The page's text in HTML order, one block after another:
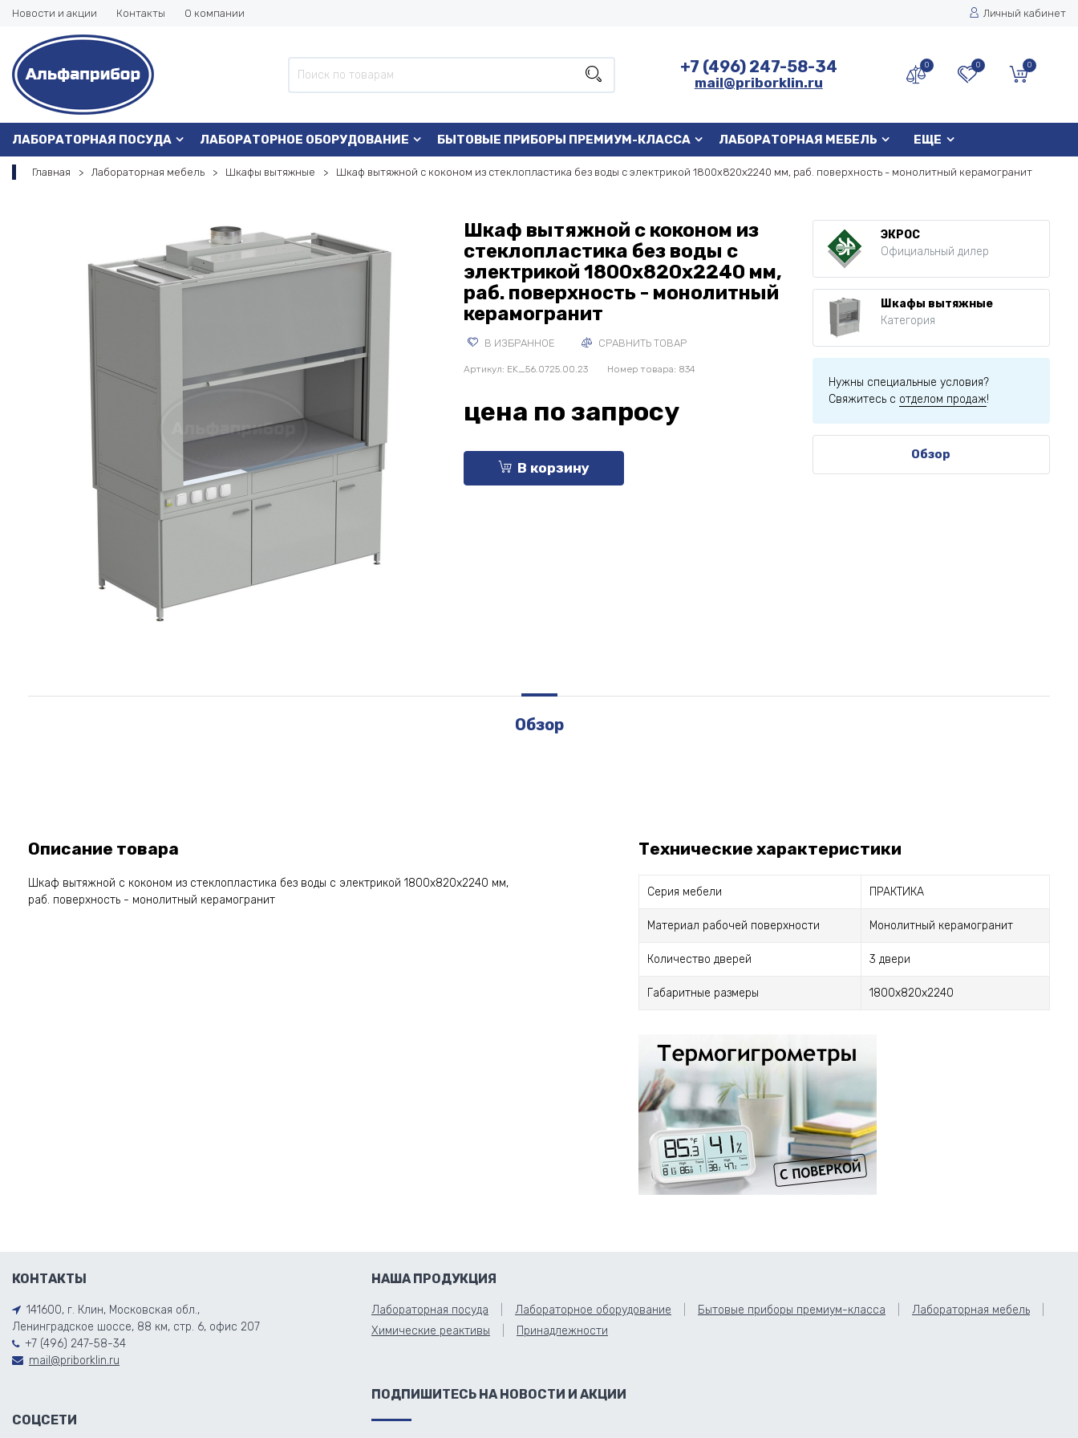
Новости и акции Контакты О компании Личный кабинет
+7 (496) 247-58-34
mail@priborklin.ru
0 0 0
ЛАБОРАТОРНАЯ ПОСУДА ЛАБОРАТОРНОЕ ОБОРУДОВАНИЕ БЫТОВЫЕ ПРИБОРЫ ПРЕМИУМ-КЛАССА ЛАБОРАТОРНАЯ МЕБЕЛЬ ЕЩЕ
Главная Лабораторная мебель Шкафы вытяжные Шкаф вытяжной с коконом из стеклопластика без воды с электрикой 1800х820х2240 мм, раб. поверхность - монолитный керамогранит
Шкаф вытяжной с коконом из
стеклопластика без воды с
электрикой 1800х820х2240 мм,
раб. поверхность - монолитный
керамогранит
В ИЗБРАННОЕ СРАВНИТЬ ТОВАР
Артикул: EK_56.0725.00.23 Номер товара: 834
цена по запросу
В корзину
ЭКРОС
Официальный дилер
Шкафы вытяжные
Категория
Нужны специальные условия?
Свяжитесь с отделом продаж!
Обзор
Обзор
Описание товара
Шкаф вытяжной с коконом из стеклопластика без воды с электрикой 1800х820х2240 мм,
раб. поверхность - монолитный керамогранит
Технические характеристики
Серия мебели ПРАКТИКА
Материал рабочей поверхности Монолитный керамогранит
Количество дверей 3 двери
Габаритные размеры 1800х820х2240
КОНТАКТЫ
141600, г. Клин, Московская обл.,
Ленинградское шоссе, 88 км, стр. 6, офис 207
+7 (496) 247-58-34
mail@priborklin.ru
СОЦСЕТИ
НАША ПРОДУКЦИЯ
Лабораторная посуда Лабораторное оборудование Бытовые приборы премиум-класса
Лабораторная мебель
Химические реактивы
Принадлежности
ПОДПИШИТЕСЬ НА НОВОСТИ И АКЦИИ